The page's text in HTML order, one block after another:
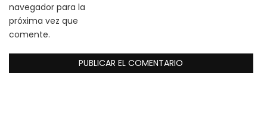
navegador para la
próxima vez que
comente.